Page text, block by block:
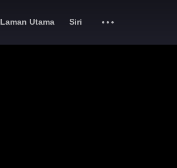
Laman Utama Siri